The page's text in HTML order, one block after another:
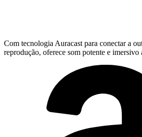
Com tecnologia Auracast para conectar a
reprodução, oferece som potente e